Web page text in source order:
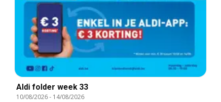
Aldi folder week 33
10/08/2026- 14/08/2026